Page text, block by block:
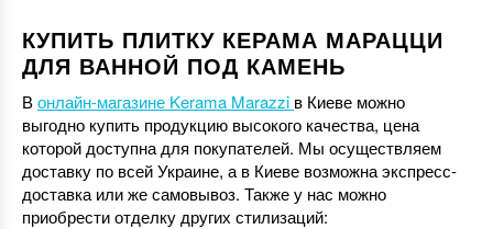
КУПИТЬ ПЛИТКУ КЕРАМА МАРАЦЦИ
ДЛЯ ВАННОЙ ПОД КАМЕНЬ
Вонлайн-магазине Kerama Marazzi в Киеве можно
выгодно купить продукцию высокого качества, цена
которой доступна для покупателей. Мы осуществляем
доставку по всей Украине, а в Киеве возможна экспресс-
доставка или же самовывоз. Также у нас можно
приобрести отделку других стилизаций: